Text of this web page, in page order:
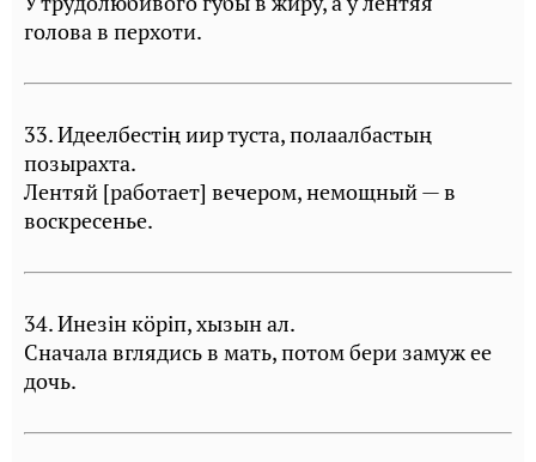
голова в перхоти.
33. Идеелбестiң иир туста, полаалбастың
позырахта.
Лентяй [работает] вечером, немощный — в
воскресенье.
34. Инезiн кöрiп, хызын ал.
Сначала вглядись в мать, потом бери замуж ее
дочь.